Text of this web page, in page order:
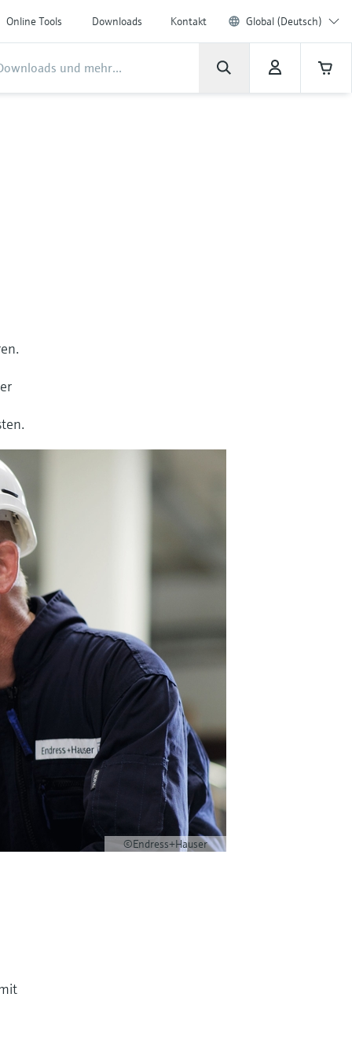
Online Tools Downloads Kontakt Global (Deutsch)
©Endress+Hauser